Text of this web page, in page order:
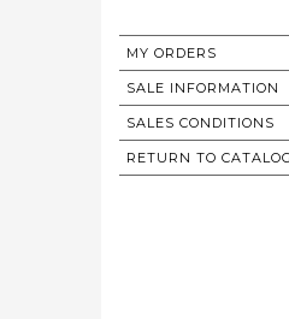
MY ORDERS
SALE INFORMATION
SALES CONDITIONS
RETURN TO